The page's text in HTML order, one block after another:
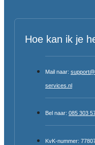
Hoe kan ik je
Mail naar:
services.nl
Bel naar: 085 303
KvK-nummer: